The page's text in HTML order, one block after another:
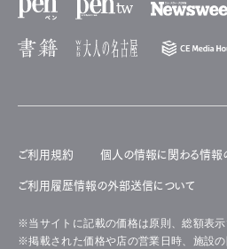
ご利用規約 個人の情報に関わる情報
ご利用履歴情報の外部送信について
※当サイトに記載の価格は原則、総額表示
※掲載された価格や店の営業日時、施設